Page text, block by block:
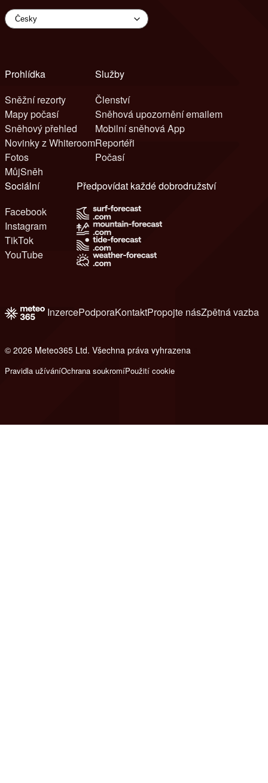
Prohlídka
Sněžní rezorty
Mapy počasí
Sněhový přehled
Novinky z Whiteroom
Fotos
MůjSněh
Služby
Členství
Sněhová upozornění emailem
Mobilní sněhová App
Reportéři
Počasí
Sociální
Facebook
Instagram
TikTok
YouTube
Předpovídat každé dobrodružství
InzercePodporaKontaktPropojte násZpětná vazba
© 2026 Meteo365 Ltd. Všechna práva vyhrazena
Pravidla užíváníOchrana soukromíPoužití cookie